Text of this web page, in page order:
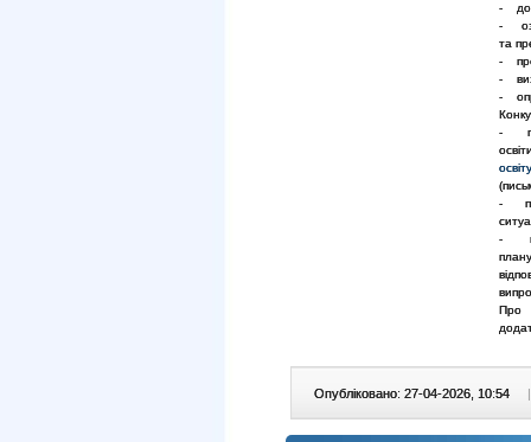
-
-
та
-
-
-
-
-
-
Про
Опубліковано: 27-04-2026, 10:54 |